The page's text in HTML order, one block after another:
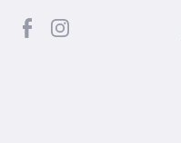
facebook